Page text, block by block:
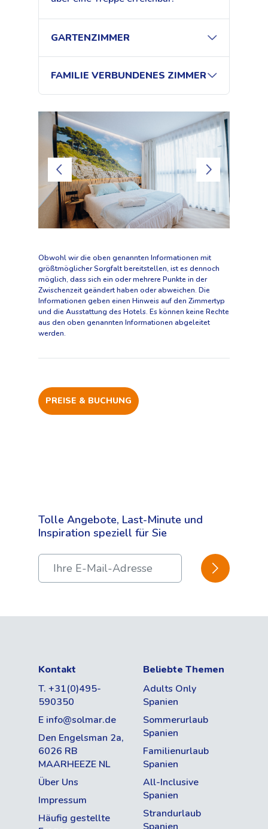
GARTENZIMMER
FAMILIE VERBUNDENES ZIMMER
Obwohl wir die oben genannten Informationen mit
größtmöglicher Sorgfalt bereitstellen, ist es dennoch
möglich, dass sich ein oder mehrere Punkte in der
Zwischenzeit geändert haben oder abweichen. Die
Informationen geben einen Hinweis auf den Zimmertyp
und die Ausstattung des Hotels. Es können keine Rechte
aus den oben genannten Informationen abgeleitet
werden.
PREISE & BUCHUNG
Zimmerservice
Wifi-Zugang
Altersgruppen)
1 Kinderbecken, mit Planschbereich
Wellness (€)
Lounge-Bar
Buffet-Restaurant
Salou, Costa Dorada, Spanien
Ideale Lage 200 m vom Zentrum
entfernt
Etwa 10 Gehminuten vom Strand
entfernt
Schritten ab
Busreisen
Abreisedatum & Dauer
Aufteilung
Anzahl Erwachsenen
Anzahl Kinder
Zimmertyp Auswahl
Anzahl der Zimmer
Tolle Angebote, Last-Minute und
Inspiration speziell für Sie
BESTÄTIGEN
Kontakt
T. +31(0)495-
590350
E info@solmar.de
Den Engelsman 2a,
6026 RB
MAARHEEZE NL
Über Uns
Impressum
Häufig gestellte
Beliebte Themen
Adults Only
Spanien
Sommerurlaub
Spanien
Familienurlaub
Spanien
All-Inclusive
Spanien
Strandurlaub